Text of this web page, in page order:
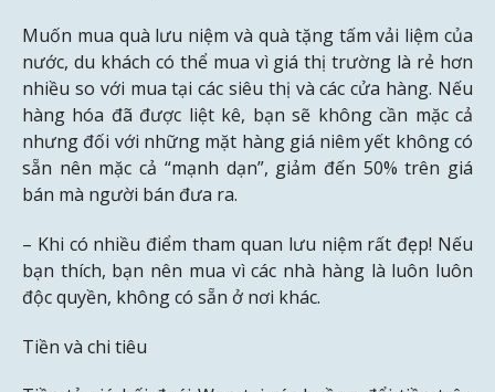
Muốn mua quà lưu niệm và quà tặng tấm vải liệm của
nước, du khách có thể mua vì giá thị trường là rẻ hơn
nhiều so với mua tại các siêu thị và các cửa hàng. Nếu
hàng hóa đã được liệt kê, bạn sẽ không cần mặc cả
nhưng đối với những mặt hàng giá niêm yết không có
sẵn nên mặc cả “mạnh dạn”, giảm đến 50% trên giá
bán mà người bán đưa ra.
– Khi có nhiều điểm tham quan lưu niệm rất đẹp! Nếu
bạn thích, bạn nên mua vì các nhà hàng là luôn luôn
độc quyền, không có sẵn ở nơi khác.
Tiền và chi tiêu